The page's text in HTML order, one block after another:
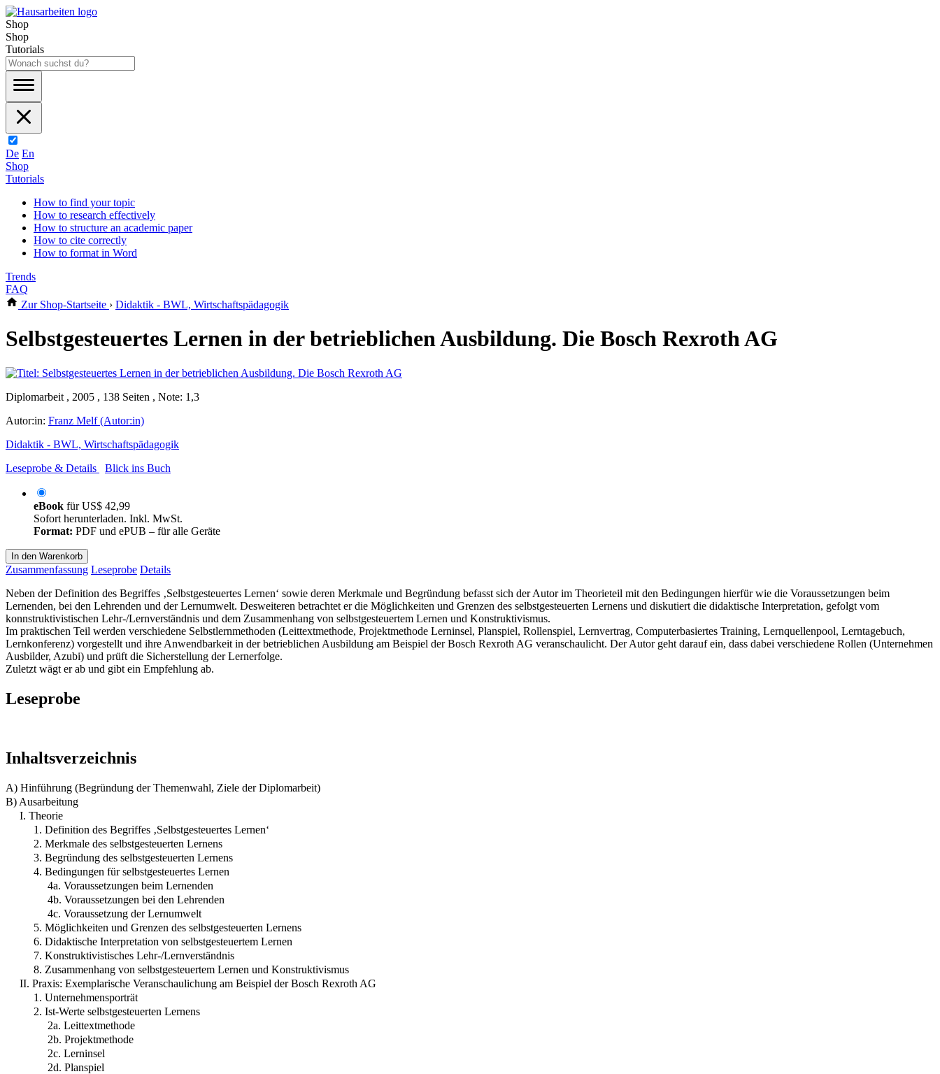
Shop
Shop
Tutorials
De En
Shop
Tutorials
How to find your topic
How to research effectively
How to structure an academic paper
How to cite correctly
How to format in Word
Trends
FAQ
Zur Shop-Startseite › Didaktik - BWL, Wirtschaftspädagogik
Selbstgesteuertes Lernen in der betrieblichen Ausbildung. Die Bosch Rexroth AG
Diplomarbeit , 2005 , 138 Seiten , Note: 1,3
Autor:in: Franz Melf (Autor:in)
Didaktik - BWL, Wirtschaftspädagogik
Leseprobe & Details
Blick ins Buch
eBook fürUS$ 42,99
Sofort herunterladen. Inkl. MwSt.
Format: PDF und ePUB – für alle Geräte
In den Warenkorb
Zusammenfassung Leseprobe Details
Neben der Definition des Begriffes ‚Selbstgesteuertes Lernen‘ sowie deren Merkmale und Begründung befasst sich der Autor im Theorieteil mit den Bedingungen hierfür wie die Voraussetzungen beim
Lernenden, bei den Lehrenden und der Lernumwelt. Desweiteren betrachtet er die Möglichkeiten und Grenzen des selbstgesteuerten Lernens und diskutiert die didaktische Interpretation, gefolgt vom
konnstruktivistischen Lehr-/Lernverständnis und dem Zusammenhang von selbstgesteuertem Lernen und Konstruktivismus.
Im praktischen Teil werden verschiedene Selbstlernmethoden (Leittextmethode, Projektmethode Lerninsel, Planspiel, Rollenspiel, Lernvertrag, Computerbasiertes Training, Lernquellenpool, Lerntagebuch,
Lernkonferenz) vorgestellt und ihre Anwendbarkeit in der betrieblichen Ausbildung am Beispiel der Bosch Rexroth AG veranschaulicht. Der Autor geht darauf ein, dass dabei verschiedene Rollen (Unternehmen
Ausbilder, Azubi) und prüft die Sicherstellung der Lernerfolge.
Zuletzt wägt er ab und gibt ein Empfehlung ab.
Leseprobe
Inhaltsverzeichnis
A) Hinführung (Begründung der Themenwahl, Ziele der Diplomarbeit)
B) Ausarbeitung
I. Theorie
1. Definition des Begriffes ‚Selbstgesteuertes Lernen‘
2. Merkmale des selbstgesteuerten Lernens
3. Begründung des selbstgesteuerten Lernens
4. Bedingungen für selbstgesteuertes Lernen
4a. Voraussetzungen beim Lernenden
4b. Voraussetzungen bei den Lehrenden
4c. Voraussetzung der Lernumwelt
5. Möglichkeiten und Grenzen des selbstgesteuerten Lernens
6. Didaktische Interpretation von selbstgesteuertem Lernen
7. Konstruktivistisches Lehr-/Lernverständnis
8. Zusammenhang von selbstgesteuertem Lernen und Konstruktivismus
II. Praxis: Exemplarische Veranschaulichung am Beispiel der Bosch Rexroth AG
1. Unternehmensporträt
2. Ist-Werte selbstgesteuerten Lernens
2a. Leittextmethode
2b. Projektmethode
2c. Lerninsel
2d. Planspiel